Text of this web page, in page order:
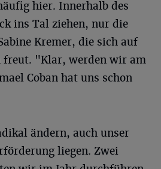
hier. Innerhalb des
ins Tal ziehen, nur die
Kremer, die sich auf
freut. "Klar, werden wir am
Coban hat uns schon
ändern, auch unser
liegen. Zwei